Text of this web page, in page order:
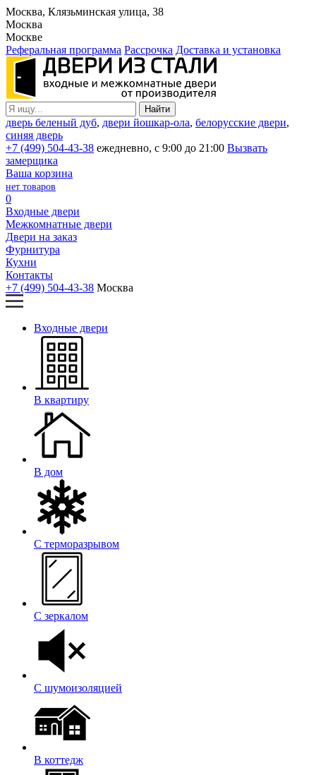
Москва, Клязьминская улица, 38
Москва
Москве
Реферальная программа Рассрочка Доставка и установка
дверь беленый дуб, двери йошкар-ола, белорусские двери,
синяя дверь
+7 (499) 504-43-38 ежедневно, с 9:00 до 21:00 Вызвать
замерщика
Ваша корзина
нет товаров
0
Входные двери
Межкомнатные двери
Двери на заказ
Фурнитура
Кухни
Контакты
+7 (499) 504-43-38 Москва
Входные двери
В квартиру
В дом
С терморазрывом
С зеркалом
С шумоизоляцией
В коттедж